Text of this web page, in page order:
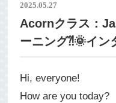
2025.05.27
Acornクラス：
ーニング⁈🌞イン
Hi, everyone!
How are you today?